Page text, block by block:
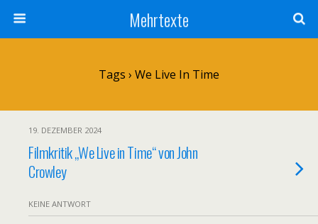
Mehrtexte
Tags › We Live In Time
19. DEZEMBER 2024
Filmkritik „We Live in Time“ von John
Crowley
KEINE ANTWORT